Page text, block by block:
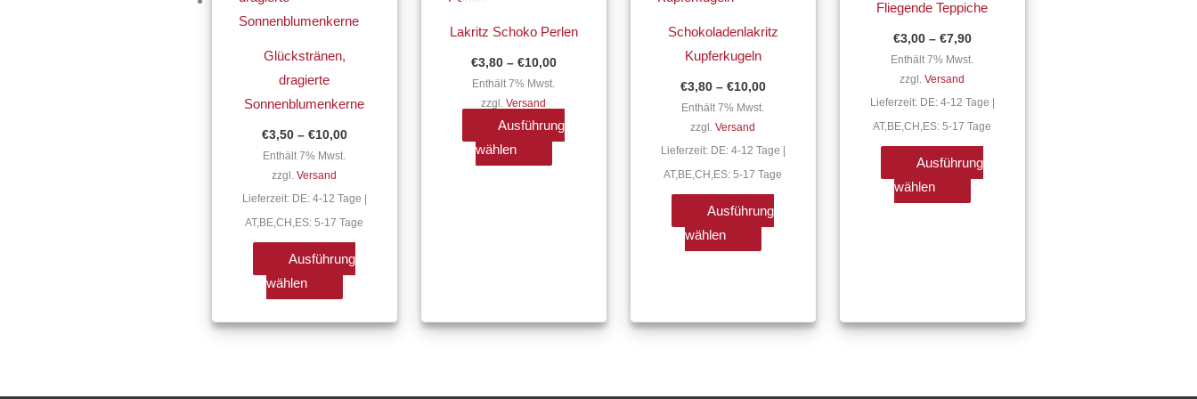
Glückstränen,
dragierte
Sonnenblumenkerne
€3,50 – €10,00
Enthält 7% Mwst.
zzgl.Versand
Lieferzeit: DE: 4-12 Tage |
AT,BE,CH,ES: 5-17 Tage
Ausführung
wählen
mehrere
auf.
Optionen
können
auf
Produktseite
werden
Lakritz Schoko Perlen
€3,80 – €10,00
Enthält 7% Mwst.
zzgl.Versand
Ausführung
wählen
Varianten
auf.
Die
Optionen
können
auf
Schokoladenlakritz
Kupferkugeln
€3,80 – €10,00
Enthält 7% Mwst.
zzgl.Versand
Lieferzeit: DE: 4-12 Tage |
AT,BE,CH,ES: 5-17 Tage
Ausführung
wählen
Varianten
auf.
Die
Optionen
Produktseite
Fliegende Teppiche
€3,00 – €7,90
Enthält 7% Mwst.
zzgl.Versand
Lieferzeit: DE: 4-12 Tage |
AT,BE,CH,ES: 5-17 Tage
Ausführung
wählen
mehrere
Varianten
auf.
Optionen
auf